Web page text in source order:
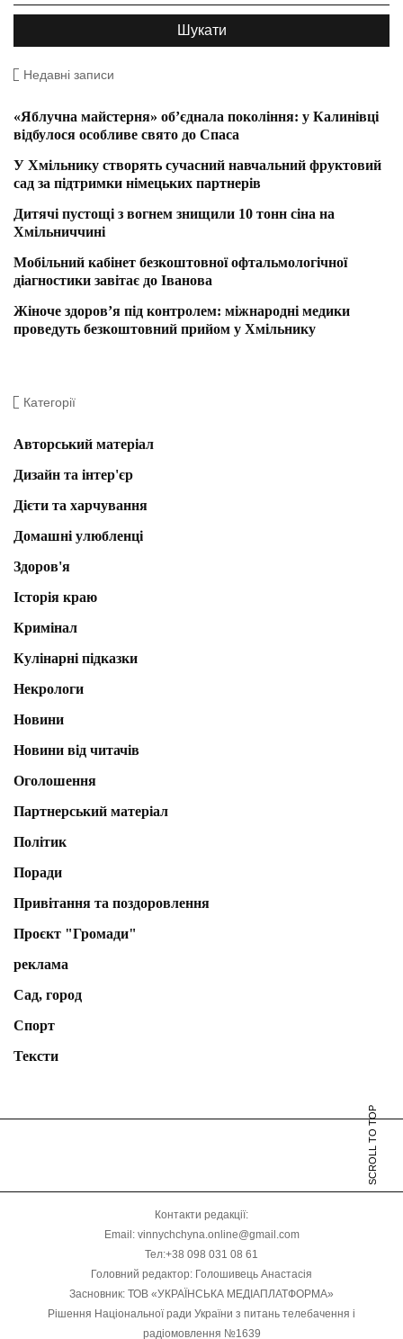
Недавні записи
«Яблучна майстерня» об’єднала покоління: у Калинівці
відбулося особливе свято до Спаса
У Хмільнику створять сучасний навчальний фруктовий
сад за підтримки німецьких партнерів
Дитячі пустощі з вогнем знищили 10 тонн сіна на
Хмільниччині
Мобільний кабінет безкоштовної офтальмологічної
діагностики завітає до Іванова
Жіноче здоров’я під контролем: міжнародні медики
проведуть безкоштовний прийом у Хмільнику
Категорії
Авторський матеріал
Дизайн та інтер'єр
Дієти та харчування
Домашні улюбленці
Здоров'я
Історія краю
Кримінал
Кулінарні підказки
Некрологи
Новини
Новини від читачів
Оголошення
Партнерський матеріал
Політик
Поради
Привітання та поздоровлення
Проєкт "Громади"
реклама
Сад, город
Спорт
Тексти
SCROLL TO TOP
Контакти редакції:
Email: vinnychchyna.online@gmail.com
Тел:+38 098 031 08 61
Головний редактор: Голошивець Анастасія
Засновник: ТОВ «УКРАЇНСЬКА МЕДІАПЛАТФОРМА»
Рішення Національної ради України з питань телебачення і
радіомовлення №1639